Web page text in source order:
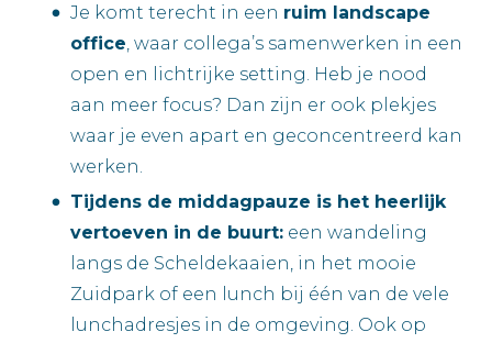
Je komt terecht in een ruim landscape
office , waar collega’s samenwerken in een
open en lichtrijke setting. Heb je nood
aan meer focus? Dan zijn er ook plekjes
waar je even apart en geconcentreerd kan
werken.
Tijdens de middagpauze is het heerlijk
vertoeven in de buurt: een wandeling
langs de Scheldekaaien, in het mooie
Zuidpark of een lunch bij één van de vele
lunchadresjes in de omgeving. Ook op